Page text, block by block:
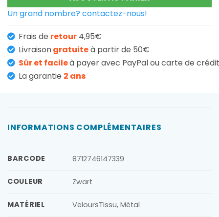
Un grand nombre? contactez-nous!
Frais de retour 4,95€
Livraisongratuiteà partir de 50€
Sûr et facileà payer avec PayPal ou carte de crédit
La garantie 2 ans
INFORMATIONS COMPLÉMENTAIRES
BARCODE 8712746147339
COULEUR Zwart
MATÉRIEL
VeloursTissu, Métal